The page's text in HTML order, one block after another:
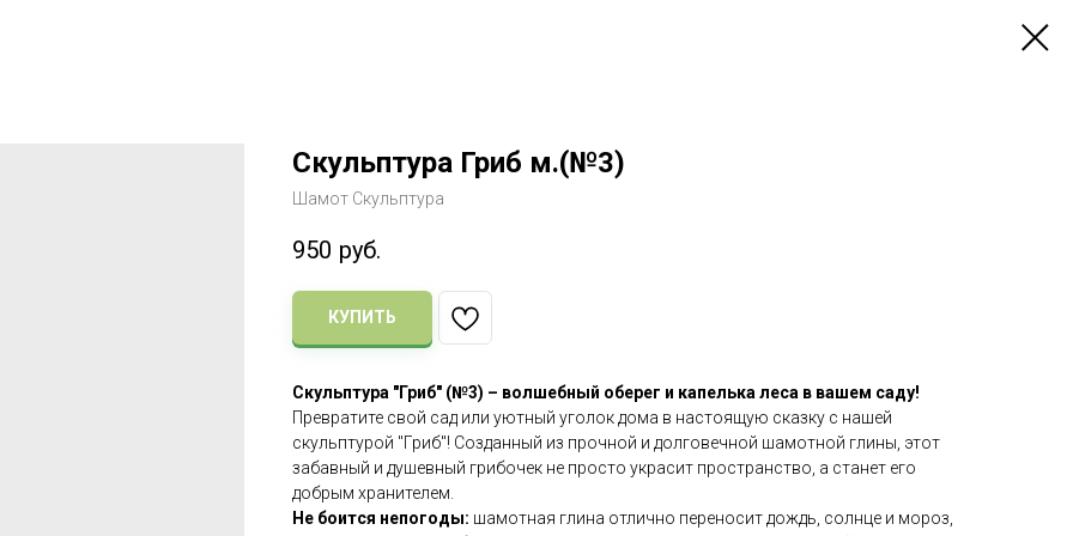
Скульптура Гриб м.(№3)
Шамот Скульптура
950 руб.
КУПИТЬ
Скульптура "Гриб" (№3) – волшебный оберег и капелька леса в вашем саду!
Превратите свой сад или уютный уголок дома в настоящую сказку с нашей
скульптурой "Гриб"! Созданный из прочной и долговечной шамотной глины, этот
забавный и душевный грибочек не просто украсит пространство, а станет его
добрым хранителем.
Не боится непогоды: шамотная глина отлично переносит дождь, солнце и мороз,